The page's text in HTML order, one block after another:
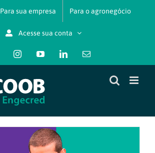
Para sua empresa Para o agronegócio
Acesse sua conta
FacebookInstagramYouTubeLinkedInE-